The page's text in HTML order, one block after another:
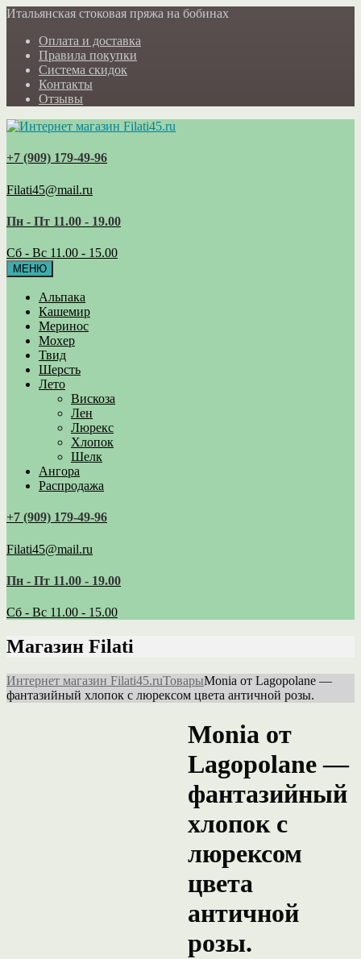
Итальянская стоковая пряжа на бобинах
Оплата и доставка
Правила покупки
Система скидок
Контакты
Отзывы
+7 (909) 179‑49-96
Filati45@mail.ru
Пн - Пт 11.00 - 19.00
Сб - Вс 11.00 - 15.00
МЕНЮ
Альпака
Кашемир
Меринос
Мохер
Твид
Шерсть
Лето
Вискоза
Лен
Люрекс
Хлопок
Шелк
Ангора
Распродажа
+7 (909) 179‑49-96
Filati45@mail.ru
Пн - Пт 11.00 - 19.00
Сб - Вс 11.00 - 15.00
Магазин Filati
Интернет магазин Filati45.ruТоварыMonia от Lagopolane —
фантазийный хлопок с люрексом цвета античной розы.
Monia от
Lagopolane —
фантазийный
хлопок с
люрексом
цвета
античной
розы.